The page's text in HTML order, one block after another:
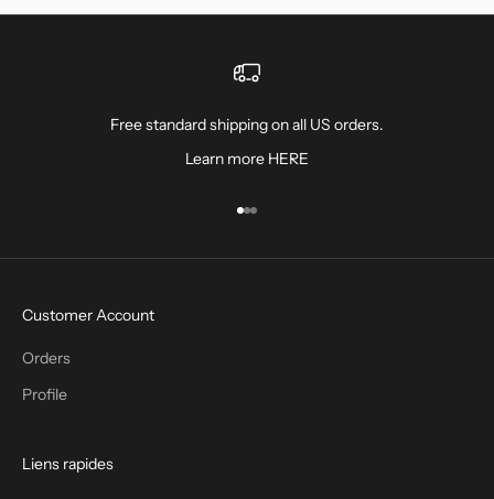
Free standard shipping on all US orders.
Learn more HERE
Aller à l'élément 1
Aller à l'élément 2
Aller à l'élément 3
Customer Account
Orders
Profile
Liens rapides